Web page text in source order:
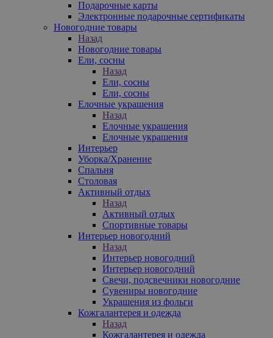
Подарочные карты
Электронные подарочные сертификаты
Новогодние товары
Назад
Новогодние товары
Ели, сосны
Назад
Ели, сосны
Ели, сосны
Елочные украшения
Назад
Елочные украшения
Елочные украшения
Интерьер
Уборка/Хранение
Спальня
Столовая
Активный отдых
Назад
Активный отдых
Спортивные товары
Интерьер новогодний
Назад
Интерьер новогодний
Интерьер новогодний
Свечи, подсвечники новогодние
Сувениры новогодние
Украшения из фольги
Кожгалантерея и одежда
Назад
Кожгалантерея и одежда